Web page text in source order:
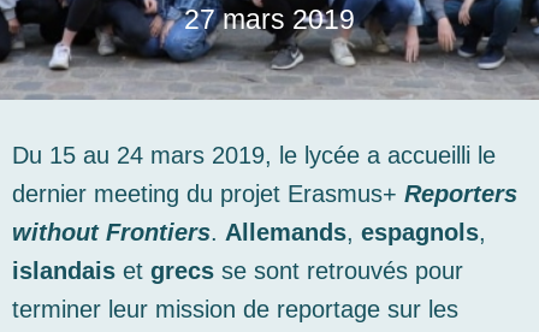
27 mars 2019
Du 15 au 24 mars 2019, le lycée a accueilli le
dernier meeting du projet Erasmus+ Reporters
without Frontiers. Allemands, espagnols,
islandais et grecs se sont retrouvés pour
terminer leur mission de reportage sur les